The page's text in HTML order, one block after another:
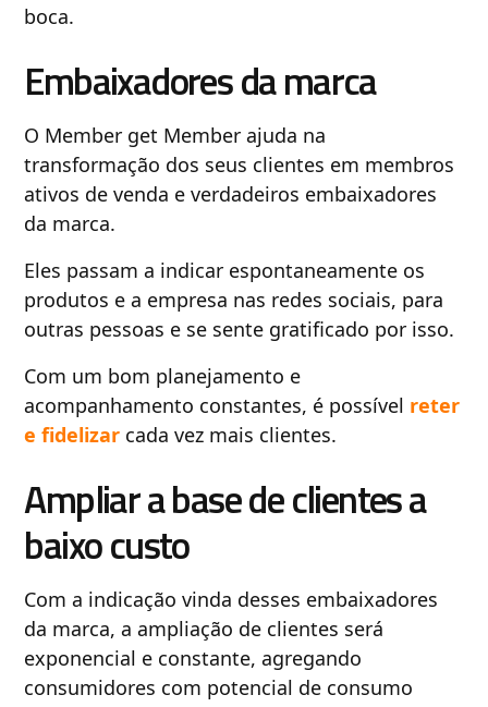
boca.
Embaixadores da marca
O Member get Member ajuda na
transformação dos seus clientes em membros
ativos de venda e verdadeiros embaixadores
da marca.
Eles passam a indicar espontaneamente os
produtos e a empresa nas redes sociais, para
outras pessoas e se sente gratificado por isso.
Com um bom planejamento e
acompanhamento constantes, é possível reter
e fidelizar cada vez mais clientes.
Ampliar a base de clientes a
baixo custo
Com a indicação vinda desses embaixadores
da marca, a ampliação de clientes será
exponencial e constante, agregando
consumidores com potencial de consumo